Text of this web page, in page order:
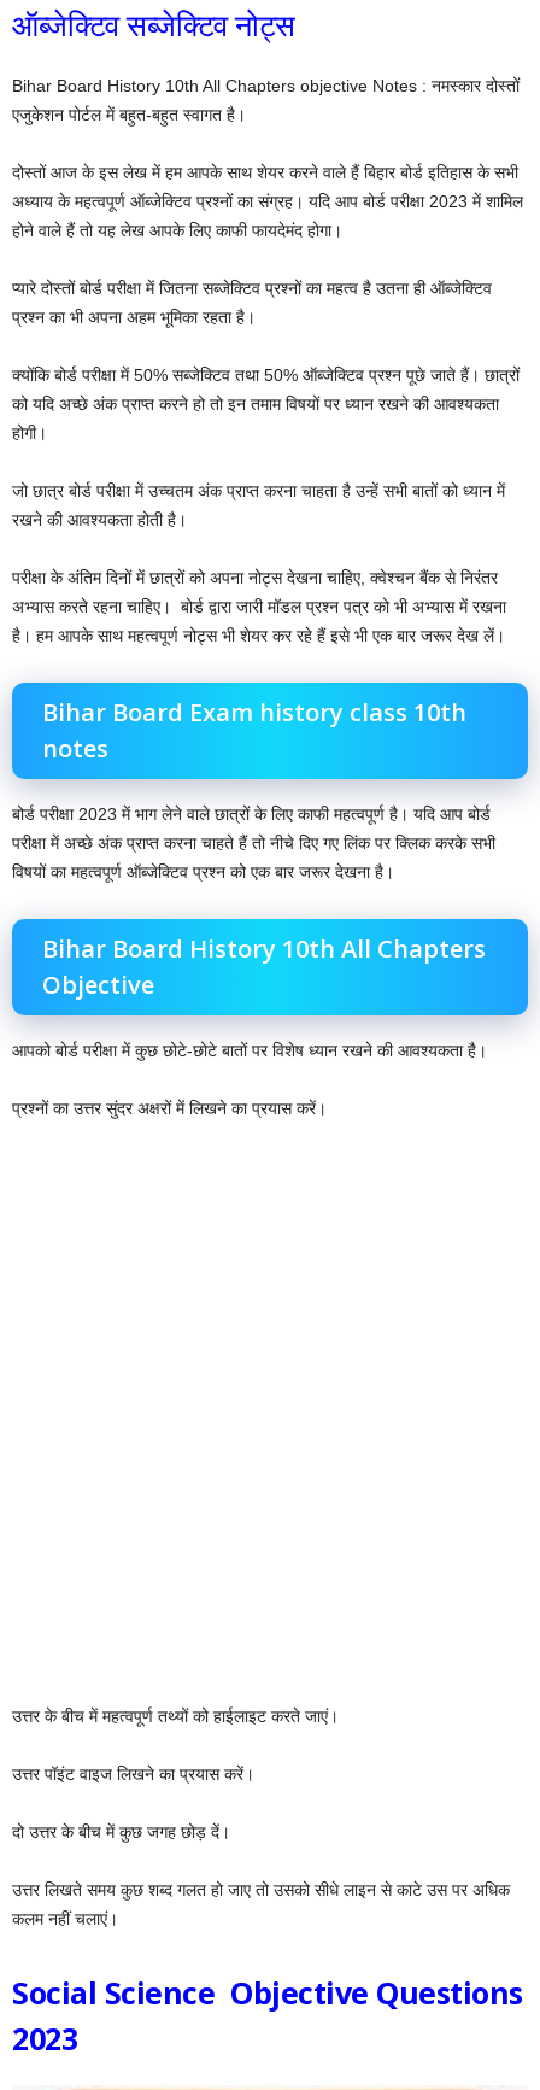
ऑब्जेक्टिव सब्जेक्टिव नोट्स
Bihar Board History 10th All Chapters objective Notes : नमस्कार दोस्तों
एजुकेशन पोर्टल में बहुत-बहुत स्वागत है।
दोस्तों आज के इस लेख में हम आपके साथ शेयर करने वाले हैं बिहार बोर्ड इतिहास के सभी
अध्याय के महत्वपूर्ण ऑब्जेक्टिव प्रश्नों का संग्रह। यदि आप बोर्ड परीक्षा 2023 में शामिल
होने वाले हैं तो यह लेख आपके लिए काफी फायदेमंद होगा।
प्यारे दोस्तों बोर्ड परीक्षा में जितना सब्जेक्टिव प्रश्नों का महत्व है उतना ही ऑब्जेक्टिव
प्रश्न का भी अपना अहम भूमिका रहता है।
क्योंकि बोर्ड परीक्षा में 50% सब्जेक्टिव तथा 50% ऑब्जेक्टिव प्रश्न पूछे जाते हैं। छात्रों
को यदि अच्छे अंक प्राप्त करने हो तो इन तमाम विषयों पर ध्यान रखने की आवश्यकता
होगी।
जो छात्र बोर्ड परीक्षा में उच्चतम अंक प्राप्त करना चाहता है उन्हें सभी बातों को ध्यान में
रखने की आवश्यकता होती है।
परीक्षा के अंतिम दिनों में छात्रों को अपना नोट्स देखना चाहिए, क्वेश्चन बैंक से निरंतर
अभ्यास करते रहना चाहिए। ‌ बोर्ड द्वारा जारी मॉडल प्रश्न पत्र को भी अभ्यास में रखना
है। हम आपके साथ महत्वपूर्ण नोट्स भी शेयर कर रहे हैं इसे भी एक बार जरूर देख लें।
Bihar Board Exam history class 10th
notes
बोर्ड परीक्षा 2023 में भाग लेने वाले छात्रों के लिए काफी महत्वपूर्ण है। यदि आप बोर्ड
परीक्षा में अच्छे अंक प्राप्त करना चाहते हैं तो नीचे दिए गए लिंक पर क्लिक करके सभी
विषयों का महत्वपूर्ण ऑब्जेक्टिव प्रश्न को एक बार जरूर देखना है।
Bihar Board History 10th All Chapters
Objective
आपको बोर्ड परीक्षा में कुछ छोटे-छोटे बातों पर विशेष ध्यान रखने की आवश्यकता है।
प्रश्नों का उत्तर सुंदर अक्षरों में लिखने का प्रयास करें।
उत्तर के बीच में महत्वपूर्ण तथ्यों को हाईलाइट करते जाएं।
उत्तर पॉइंट वाइज लिखने का प्रयास करें।
दो उत्तर के बीच में कुछ जगह छोड़ दें।
उत्तर लिखते समय कुछ शब्द गलत हो जाए तो उसको सीधे लाइन से काटे उस पर अधिक
कलम नहीं चलाएं।
Social Science Objective Questions
2023